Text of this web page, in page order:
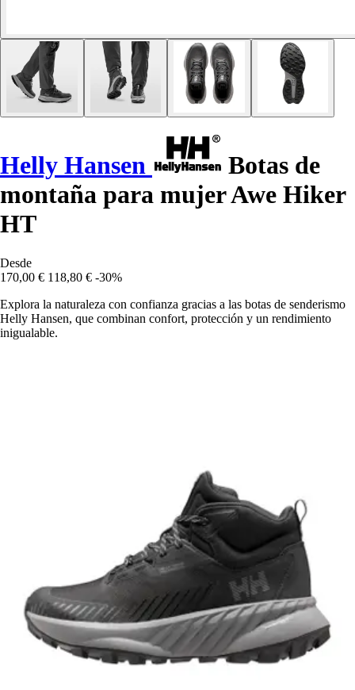
Helly Hansen
Botas de
montaña para mujer Awe Hiker
HT
Desde
170,00 € 118,80 € -30%
Explora la naturaleza con confianza gracias a las botas de senderismo
Helly Hansen, que combinan confort, protección y un rendimiento
inigualable.